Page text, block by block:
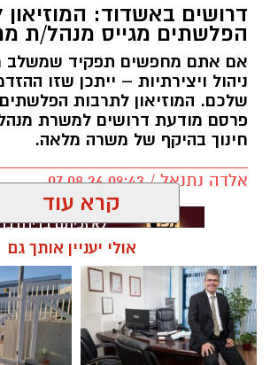
דרושים באשדוד: המוזיאון
הפלשתים מגייס מנהל/ת
אם אתם מחפשים תפקיד שמשלב
ניהול ויצירתיות – ייתכן שזו
שלכם. המוזיאון לתרבות
פרסם מודעת דרושים למשרת
חינוך בהיקף של משרה מלאה.
אלדה נתנאל / 09:43 07.08.26
תגים:דרושים באשדוד
קרא עוד
אולי יעניין אותך גם